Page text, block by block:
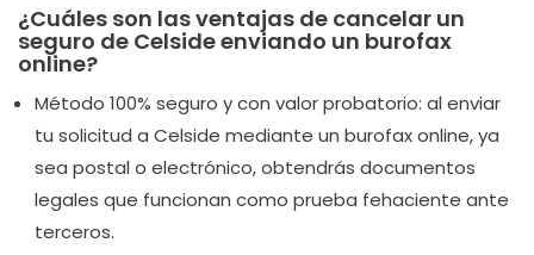
¿Cuáles son las ventajas de cancelar un
seguro de Celside enviando un burofax
online?
Método 100% seguro y con valor probatorio: al enviar
tu solicitud a Celside mediante un burofax online, ya
sea postal o electrónico, obtendrás documentos
legales que funcionan como prueba fehaciente ante
terceros.